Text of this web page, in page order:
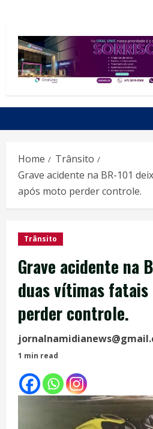
Home
Trânsito
Grave acidente na BR-101
após moto perder controle.
Trânsito
Grave acidente na
duas vítimas fatais
perder controle.
1 min read